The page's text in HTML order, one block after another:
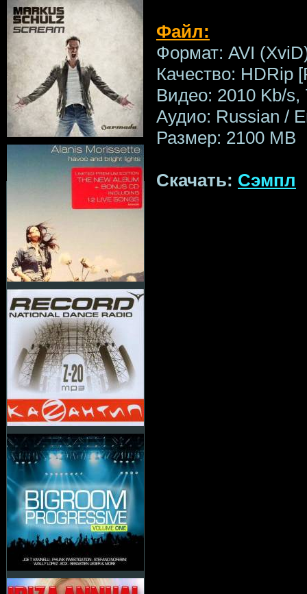
Файл:
Формат: AVI
Качество: HDRip
Видео: 2010 Kb/
Аудио: Russian /
Размер: 2100 MB
Скачать: Сэмпл